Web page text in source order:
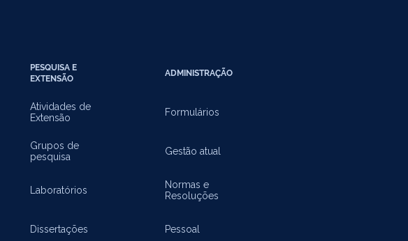
PESQUISA E
EXTENSÃO
Atividades de
Extensão
Grupos de
pesquisa
Laboratórios
Dissertações
ADMINISTRAÇÃO
Formulários
Gestão atual
Normas e
Resoluções
Pessoal